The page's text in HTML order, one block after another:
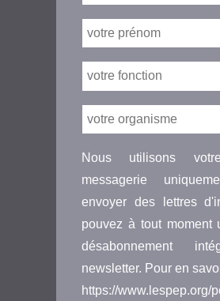
Nous utilisons
messagerie
envoyer des lettres
pouvez à tout moment
désabonnement
newsletter. Pour en
https://www.lespep.org/